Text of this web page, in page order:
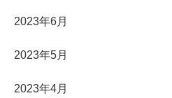
2023年6月
2023年5月
2023年4月